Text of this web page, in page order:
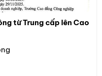
từ Trung cấp lên Cao